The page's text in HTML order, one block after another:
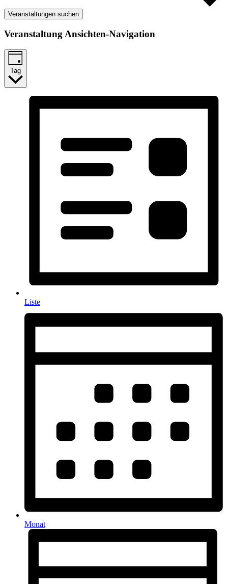
Veranstaltungen suchen
Veranstaltung Ansichten-Navigation
Tag
Liste
Monat